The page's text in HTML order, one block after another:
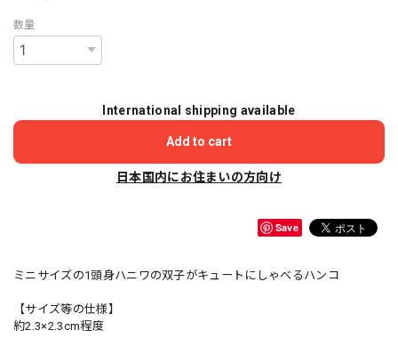
数量
International shipping available
Add to cart
日本国内にお住まいの方向け
Save
ミニサイズの1頭身ハニワの双子がキュートにしゃべるハンコ
【サイズ等の仕様】
約2.3×2.3cm程度